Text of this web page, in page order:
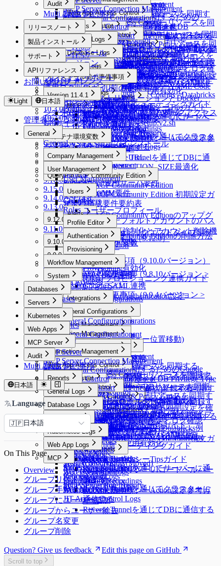
Event Callback連携
OAuth 2.0を使用するための
Google Cloud API連携
Slack DM連携
Slack DM連携
Slack DM - Workflow通知タ
イプ
OAuth Client Application
Identity Providers
Identity Providers
AWS SSO連携（SAML
2.0）
LLM Provider設定
Cloud Providers
AWSからDBリソースを同期す
る
MS AzureからDBリソースを同期
する
Google CloudからDBリソースを
同期する
Dry Run機能でクラウド同期設定
を確認する
DB Connections
DB Connections
MongoDB専用ガイド
DocumentDB専用ガイド
Google BigQuery OAuth認証設定
AWS Athena専用ガイド
Custom Data Source設定とログ確
認
SSL Configurations
SSH Configurations
Kerberos Configurations
Custom JDBC Configs
Custom JDBC Configs
QSI Parser Selection
Custom JDBC Configs - Databricks
例
Custom JDBC Configs - Databricks
例
Privilege Type
Privilege Type
MongoDB / Document DB
Privilege Type Mapping
Access Control
Policies
Data Access
Masking Pattern
Data Masking
Sensitive Data
Policy Exception
Query Rules
Ledger Management
Ledger Management
Ledger Table Policy
Ledger Approval Rules
(New) Policy Management
(New) Policy Management
Data Paths
Data Policies
Exception Management
Monitoring
Monitoring
Running Queries
Proxy Management
Cloud Providers
Cloud Providers
AWSからサーバーリソースを同
期する
Azureからサーバーリソースを同
期する
GCPからサーバーリソースを同
期する
Servers
Servers
個別サーバーを手動で登録する
Server Groups
Server Groups
サーバーをグループで管理する
Server Agents for RDP
Server Agents for RDP
Server Agentのインストールと削
除
ProxyJump Configurations
ProxyJump Configurations
ProxyJump作成
Server Account Management
Server Account Templates
SSH Key Configurations
Account Management
Password Provisioning
Password Provisioning
パスワード変更Job作成
Session Monitoring
Server Access Control
Server Access Control
Access Control
Access Control
Permissionsの付与と取り消し
Roleの付与と取り消し
Server Privilegeの付与
Roles
Policies
Policies
サーバーアクセスポリシー設定
Server Proxy使用有効化
Command Templates
Blocked Accounts
Connection Management
Cloud Providers
Cloud Providers
AWSからKubernetesリソースを
同期する
Clusters
Clusters
Kubernetesクラスターを手動で登
録する
K8s Access Control
K8s Access Control
Access Control
Access Control
Kubernetesロールの付与と取り消
し
Roles
Roles
Kubernetesロール設定
Policies
Policies
Kubernetesポリシー設定
KubernetesポリシーYAML Code
構文ガイド
KubernetesポリシーTipsガイド
KubernetesポリシーUIコードヘ
ルパーガイド
KubernetesポリシーAction設定参
考ガイド
Connection Management
Web Apps
Web App Configurations
Web App Access Control
Web App Access Control
Access Control
Access Control
ロールの付与と取り消し
Roles
Policies
WAC Quickstart
WAC Quickstart
[~10.2.7] WAC Role & Policy Guide
[10.2.8~] WAC RBAC Guide
[10.3.0 ~] WAC JIT権限取得Guide
Root CA証明書インストールガイド
Web App ConfigurationsでWAC初期設
定
WACトラブルシューティングガイド
WAC FAQ
MCP Server Connection Management
MAC General Configurations
MCP Access Control
Audit
Audit
Reports
Reports
Reports
Audit Log Export
General Logs
General Logs
User Access History
Activity Logs
Admin Role History
Workflow Logs
Reverse Tunnels
Reverse Tunnels
Reverse Tunnelを通じてサーバー
に通信する
Reverse Tunnelを通じてクラスタ
ーに通信する
Reverse Tunnelを通じてDBに通
信する
AI Chat Audit
Database Logs
Database Logs
DB Access History
Query Audit
Running Queries
DML Snapshots
Account Lock History
Access Control Logs
Policy Audit Logs
Policy Exception Logs
Server Logs
Server Logs
Server Access History
Command Audit
Session Logs
Session Monitoring (Moved)
Access Control Logs
Server Role History
Account Lock History
Kubernetes Logs
Kubernetes Logs
Request Audit
Pod Session Recordings
Kubernetes Role History
Web App Logs
Web App Logs
Web Access History
Web Event Audit
User Activity Recordings
Web App Role History
JIT Access Control Logs
MCP
MCP
Request Audit
MCP Server Role History
Multi Agent 制約事項
リリースノート
Release Notes
11.6.0 ~ 11.6.5
11.5.0 ~ 11.5.7
11.4.0
11.3.0
11.2.0
11.1.0 ~ 11.1.2
11.0.0
10.3.0 ~ 10.3.4
10.2.0 ~ 10.2.12
10.1.0 ~ 10.1.11
10.0.0 ~ 10.0.2
9.20.0 ~ 9.20.2
9.19.0
9.18.0 ~ 9.18.3
9.17.0 ~ 9.17.1
9.16.0 ~ 9.16.4
9.15.0 ~ 9.15.4
9.14.0 ~ 9.14.3
9.13.0 ~ 9.13.5
9.12.0 ~ 9.12.14
9.12.0 ~ 9.12.14
メニュー改善ガイド（9.12.0）
9.11.0 ~ 9.11.5
9.10.0 ~ 9.10.4
9.10.0 ~ 9.10.4
External API変更事項（9.10.0バージョン）
9.9.0 ~ 9.9.8
9.9.0 ~ 9.9.8
External API変更事項（9.8.10バージョン >
9.9.4バージョン）
External API変更事項（9.9.4バージョン >
9.9.5バージョン）
9.8.0 ~ 9.8.12
製品インストール
製品インストール
製品バージョン
インストール前の準備事項
インストール前の準備事項
LinuxディストリビューションとDocker、
Podmanサポート現況
PodmanでRootless Mode構成
インストール
インストール
インストールガイド - 簡単な構成
インストールガイド - setup.v2.sh
setup.sh、setup.v2.sh比較
AWS EKS環境でインストール
インストール後の初期設定
システムアーキテクチャとネットワークアクセス
制御
コンテナ環境変数
コンテナ環境変数
QUERYPIE_WEB_URL
DB_MAX_CONNECTION_SIZE最適化
ライセンスインストール
サーバ構成要件
サーバ構成要件
Public Cloud運用サーバ要件
On-Premise VM要件
サーバ構成要件要約表
QueryPie ACP Community Edition
QueryPie ACP Community Edition
QueryPie ACP Community Edition 初期設定ガ
イド
QueryPie ACP Community Editionのアップグ
レード方法
QueryPie ACP Community Editionの削除方法
MCP設定ガイド
サポート
サポート
プレミアムサポート
運用ログ収集ガイド
APIリファレンス
APIリファレンス
Version 11.4.1
External API v2
External API v0.9
お問い合わせ
Light 日本語
管理者マニュアル
General
General
Company Management
Company Management
General
Security
Allowed Zones
Channels
Alerts
Alerts
New Request > リクエストタイプ別テ
ンプレート変数
Licenses
User Management
User Management
Users
Users
ユーザープロフィール
qp-adminデフォルトアカウントのパス
ワード変更強制化とアカウント削除機
能
Groups
Roles
Profile Editor
Profile Editor
Custom Attribute
Authentication
Authentication
Okta連携
LDAP連携
AWS SSO連携
Google SAML連携
Multi-Factor Authentication設定
Provisioning
Provisioning
Provisioning有効化
[Okta] プロビジョニング連携ガイド
Workflow Management
Workflow Management
All Requests
Approval Rules
Workflow Configurations
System
System
Integrations
Integrations
Syslog連携
Splunk連携
Secret Store連携
Email連携
Event Callback連携
OAuth 2.0を使用するためのGoogle
Cloud API連携
Slack DM連携
Slack DM連携
Slack DM - Workflow通知タイプ
OAuth Client Application
Identity Providers
Identity Providers
AWS SSO連携（SAML 2.0）
LLM Provider設定
API Token
Jobs
Maintenance
Databases
Databases
DAC General Configurations
DAC General Configurations
Unmasking Zones
Masking Pattern (メニュー位置移動)
Connection Management
Connection Management
Cloud Providers
Cloud Providers
AWSからDBリソースを同期する
MS AzureからDBリソースを同期する
Google CloudからDBリソースを同期
する
Dry Run機能でクラウド同期設定を確
認する
DB Connections
DB Connections
MongoDB専用ガイド
DocumentDB専用ガイド
Google BigQuery OAuth認証設定
AWS Athena専用ガイド
Custom Data Source設定とログ確認
SSL Configurations
SSH Configurations
Kerberos Configurations
Custom JDBC Configs
Custom JDBC Configs
QSI Parser Selection
Custom JDBC Configs - Databricks例
Custom JDBC Configs - Databricks例
DB Access Control
DB Access Control
Privilege Type
Privilege Type
MongoDB / Document DB Privilege Type
Mapping
Access Control
Policies
Policies
Data Access
Masking Pattern
Data Masking
Sensitive Data
Policy Exception
Query Rules
Ledger Management
Ledger Management
Ledger Table Policy
Ledger Approval Rules
(New) Policy Management
(New) Policy Management
Data Paths
Data Policies
Exception Management
Monitoring
Monitoring
Running Queries
Proxy Management
Servers
Servers
SAC General Configurations
Connection Management
Connection Management
Cloud Providers
Cloud Providers
AWSからサーバーリソースを同期す
る
Azureからサーバーリソースを同期す
る
GCPからサーバーリソースを同期する
Servers
Servers
個別サーバーを手動で登録する
Server Groups
Server Groups
サーバーをグループで管理する
Server Agents for RDP
Server Agents for RDP
Server Agentのインストールと削除
ProxyJump Configurations
ProxyJump Configurations
ProxyJump作成
Server Account Management
Server Account Management
Server Account Templates
SSH Key Configurations
Account Management
Password Provisioning
Password Provisioning
パスワード変更Job作成
Session Monitoring
Server Access Control
Server Access Control
Access Control
Access Control
Permissionsの付与と取り消し
Roleの付与と取り消し
Server Privilegeの付与
Roles
Policies
Policies
サーバーアクセスポリシー設定
Server Proxy使用有効化
Command Templates
Blocked Accounts
Kubernetes
Kubernetes
KAC General Configurations
Connection Management
Connection Management
Cloud Providers
Cloud Providers
AWSからKubernetesリソースを同期す
る
Clusters
Clusters
Kubernetesクラスターを手動で登録す
る
K8s Access Control
K8s Access Control
Access Control
Access Control
Kubernetesロールの付与と取り消し
Roles
Roles
Kubernetesロール設定
Policies
Policies
Kubernetesポリシー設定
KubernetesポリシーYAML Code構文ガ
イド
KubernetesポリシーTipsガイド
KubernetesポリシーUIコードヘルパー
ガイド
KubernetesポリシーAction設定参考ガ
イド
Web Apps
Web Apps
Connection Management
Connection Management
Web Apps
Web App Configurations
Web App Access Control
Web App Access Control
Access Control
Access Control
ロールの付与と取り消し
Roles
Policies
WAC Quickstart
WAC Quickstart
[~10.2.7] WAC Role & Policy Guide
[10.2.8~] WAC RBAC Guide
[10.3.0 ~] WAC JIT権限取得Guide
Root CA証明書インストールガイド
Web App ConfigurationsでWAC初期設定
WACトラブルシューティングガイド
WAC FAQ
MCP Server
MCP Server
MCP Server Connection Management
MAC General Configurations
MCP Access Control
Audit
Audit
Reports
Reports
Reports
Audit Log Export
General Logs
General Logs
User Access History
Activity Logs
Admin Role History
Workflow Logs
Reverse Tunnels
Reverse Tunnels
Reverse Tunnelを通じてサーバーに通
信する
Reverse Tunnelを通じてクラスターに
通信する
Reverse Tunnelを通じてDBに通信する
AI Chat Audit
Database Logs
Database Logs
DB Access History
Query Audit
Running Queries
DML Snapshots
Account Lock History
Access Control Logs
Policy Audit Logs
Policy Exception Logs
Server Logs
Server Access History
Command Audit
Session Logs
Session Monitoring (Moved)
Access Control Logs
Server Role History
Account Lock History
Kubernetes Logs
Kubernetes Logs
Request Audit
Pod Session Recordings
Kubernetes Role History
Web App Logs
Web App Logs
Web Access History
Web Event Audit
User Activity Recordings
Web App Role History
JIT Access Control Logs
MCP
MCP
Request Audit
MCP Server Role History
Multi Agent 制約事項
日本語
Language
🇯🇵日本語
On This Page
Overview
グループリスト照会
グループ手動追加
グループにユーザー追加
グループからユーザー除去
グループ名変更
グループ削除
Question? Give us feedback Edit this page on GitHub
Scroll to top